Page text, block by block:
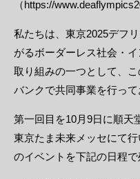
（https://
私たちは、東京2025デフ
がるボーダーレス社会・
取り組みの一つとして、
バンクで共同事業を行って
第一回目を10月9日に順天
東京たま未来メッセにて
のイベントを下記の日程で